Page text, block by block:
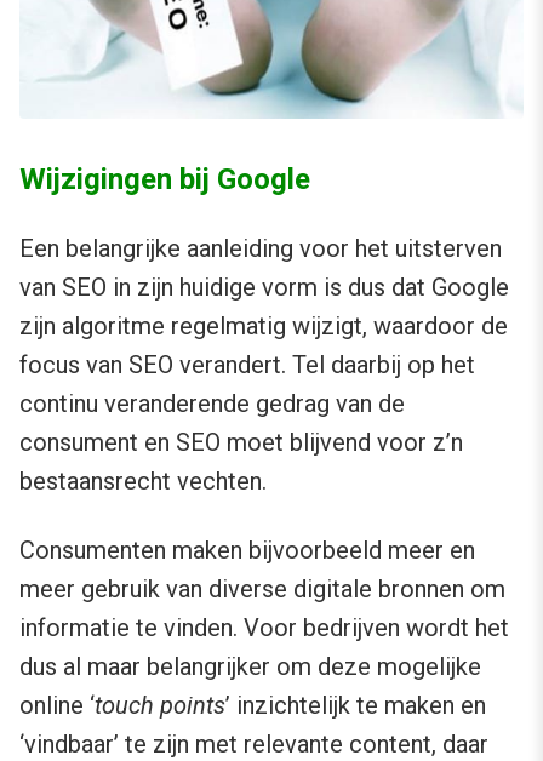
Wijzigingen bij Google
Een belangrijke aanleiding voor het uitsterven
van SEO in zijn huidige vorm is dus dat Google
zijn algoritme regelmatig wijzigt, waardoor de
focus van SEO verandert. Tel daarbij op het
continu veranderende gedrag van de
consument en SEO moet blijvend voor z’n
bestaansrecht vechten.
Consumenten maken bijvoorbeeld meer en
meer gebruik van diverse digitale bronnen om
informatie te vinden. Voor bedrijven wordt het
dus al maar belangrijker om deze mogelijke
online ‘touch points’ inzichtelijk te maken en
‘vindbaar’ te zijn met relevante content, daar